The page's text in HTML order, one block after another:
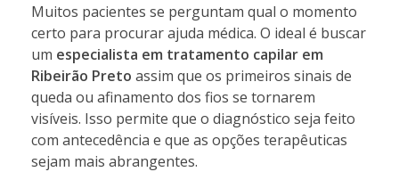
Muitos pacientes se perguntam qual o momento
certo para procurar ajuda médica. O ideal é buscar
um especialista em tratamento capilar em
Ribeirão Preto assim que os primeiros sinais de
queda ou afinamento dos fios se tornarem
visíveis. Isso permite que o diagnóstico seja feito
com antecedência e que as opções terapêuticas
sejam mais abrangentes.